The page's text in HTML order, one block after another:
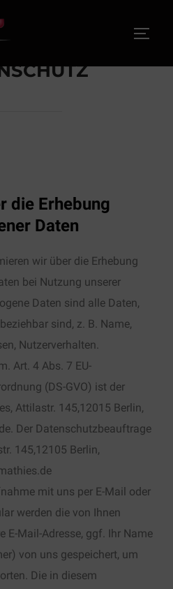
die Erhebung
Daten
wir über die Erhebung
bei Nutzung unserer
Daten sind alle Daten,
sind, z. B. Name,
Nutzerverhalten.
Art. 4 Abs. 7 EU-
(DS-GVO) ist der
Attilastr. 145,12015 Berlin,
Der Datenschutzbeauftrage
145,12105 Berlin,
mit uns per E-Mail oder
werden die von Ihnen
E-Mail-Adresse, ggf. Ihr Name
von uns gespeichert, um
Die in diesem